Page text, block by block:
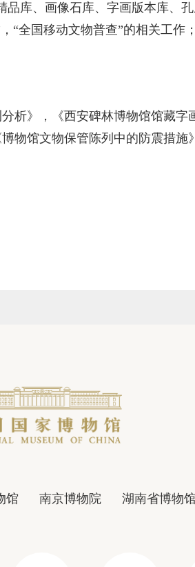
品库、画像石库、字画版本库、
“全国移动文物普查”的相关工作
析》 ，
《西安碑林博物馆馆藏
物馆文物保管陈列中的防震措施
馆 南京博物院 湖南省博物馆